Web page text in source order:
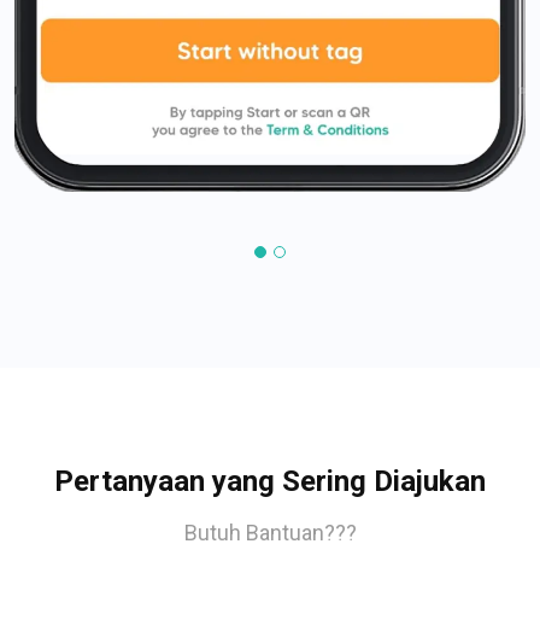
Pertanyaan yang Sering Diajukan
Butuh Bantuan???